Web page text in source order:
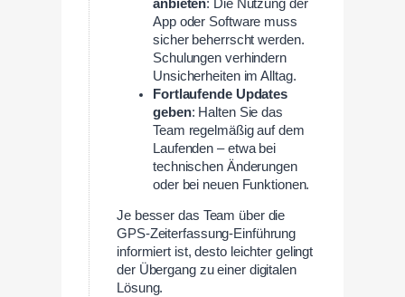
anbieten: Die Nutzung der
App oder Software muss
sicher beherrscht werden.
Schulungen verhindern
Unsicherheiten im Alltag.
Fortlaufende Updates
geben: Halten Sie das
Team regelmäßig auf dem
Laufenden – etwa bei
technischen Änderungen
oder bei neuen Funktionen.
Je besser das Team über die
GPS-Zeiterfassung-Einführung
informiert ist, desto leichter gelingt
der Übergang zu einer digitalen
Lösung.